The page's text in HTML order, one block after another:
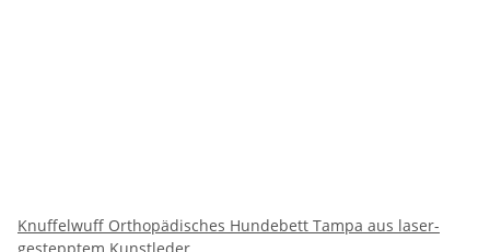
Knuffelwuff Orthopädisches Hundebett Tampa aus laser-